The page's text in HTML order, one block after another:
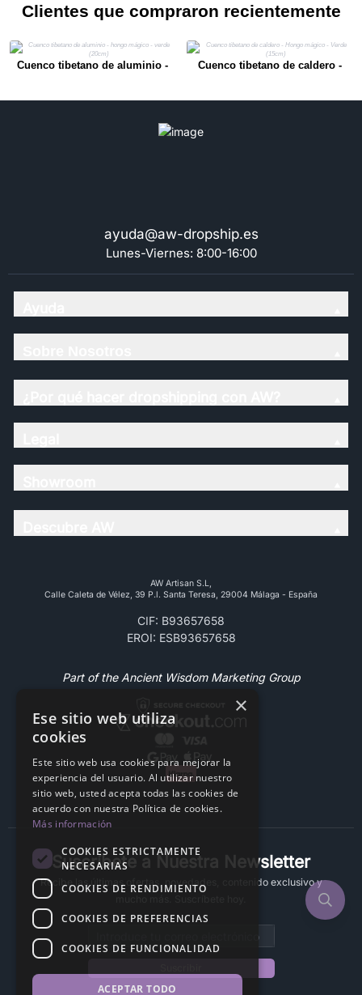
Clientes que compraron recientemente
Cuenco tibetano de aluminio -
Cuenco tibetano de caldero -
ayuda@aw-dropship.es
Lunes-Viernes: 8:00-16:00
AW Artisan S.L,
Calle Caleta de Vélez, 39 P.l. Santa Teresa, 29004 Málaga - España
CIF: B93657658
EROI: ESB93657658
Part of the Ancient Wisdom Marketing Group
Suscríbete a Nuestra Newsletter
Recibe las últimas ofertas, novedades, contenido exclusivo y
×
Ese sitio web utiliza
cookies
Este sitio web usa cookies para mejorar la
experiencia del usuario. Al utilizar nuestro
sitio web, usted acepta todas las cookies de
acuerdo con nuestra Política de cookies.
Más información
COOKIES ESTRICTAMENTE
NECESARIAS
COOKIES DE RENDIMIENTO
COOKIES DE PREFERENCIAS
COOKIES DE FUNCIONALIDAD
ACEPTAR TODO